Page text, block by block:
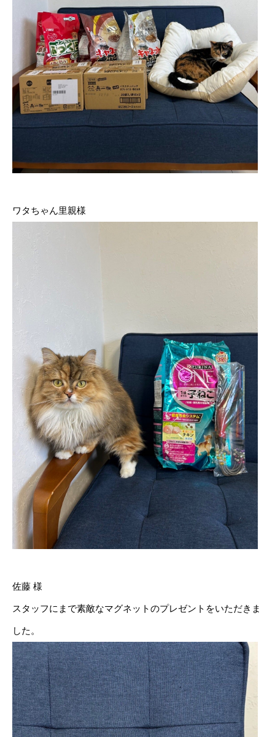
ワタちゃん里親様
佐藤 様
スタッフにまで素敵なマグネットのプレゼントをいただきま
した。